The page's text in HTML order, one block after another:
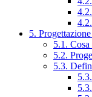
5.
5.1.
5.2.
5.3.